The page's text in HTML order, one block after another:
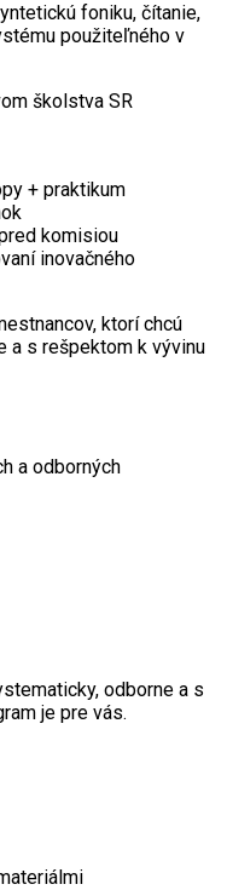
foniku, čítanie,
použiteľného v
školstva SR
+ praktikum
komisiou
inovačného
ktorí chcú
a s rešpektom k vývinu
a odborných
odborne a s
je pre vás.